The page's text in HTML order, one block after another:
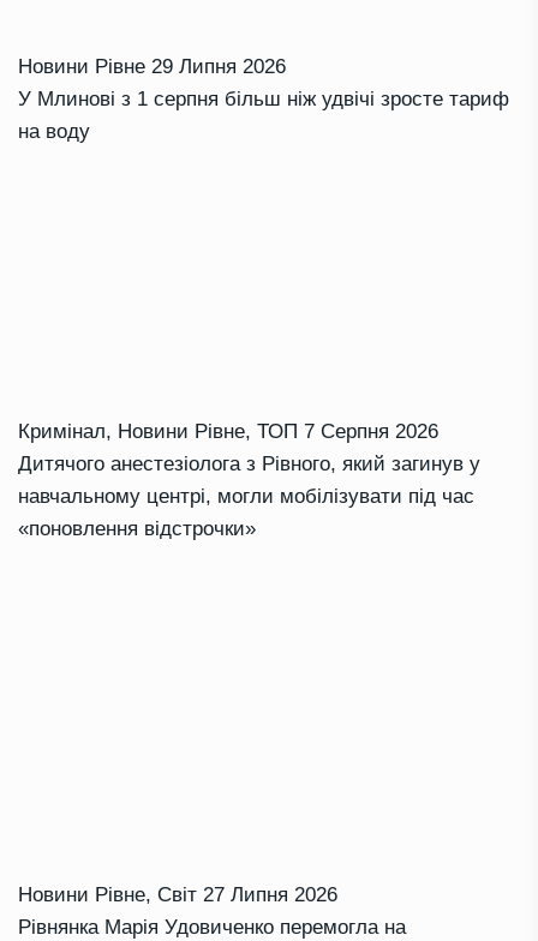
Новини Рівне 29 Липня 2026
У Млинові з 1 серпня більш ніж удвічі зросте тариф
на воду
Кримінал, Новини Рівне, ТОП 7 Серпня 2026
Дитячого анестезіолога з Рівного, який загинув у
навчальному центрі, могли мобілізувати під час
«поновлення відстрочки»
Новини Рівне, Світ 27 Липня 2026
Рівнянка Марія Удовиченко перемогла на